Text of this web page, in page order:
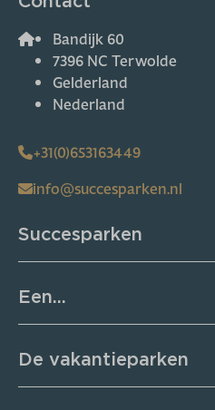
Bandijk 60
7396 NC Terwolde
Gelderland
Nederland
+31(0)653163449
info@succesparken.nl
Succesparken
Een...
De vakantieparken